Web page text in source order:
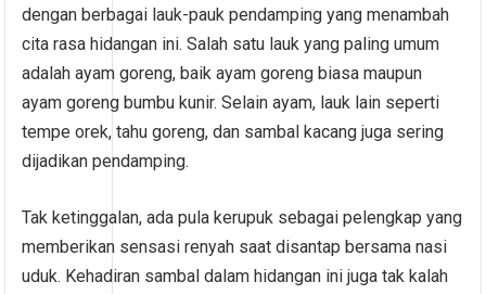
dengan berbagai lauk-pauk pendamping yang menambah
cita rasa hidangan ini. Salah satu lauk yang paling umum
adalah ayam goreng, baik ayam goreng biasa maupun
ayam goreng bumbu kunir. Selain ayam, lauk lain seperti
tempe orek, tahu goreng, dan sambal kacang juga sering
dijadikan pendamping.
Tak ketinggalan, ada pula kerupuk sebagai pelengkap yang
memberikan sensasi renyah saat disantap bersama nasi
uduk. Kehadiran sambal dalam hidangan ini juga tak kalah